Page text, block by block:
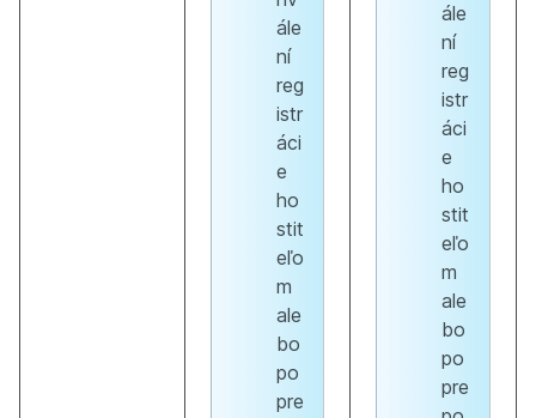
ále
ní
reg
istr
áci
e
ho
stit
eľo
m
ale
bo
po
pre
ále
ní
reg
istr
áci
e
ho
stit
eľo
m
ale
bo
po
pre